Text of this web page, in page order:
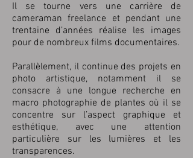
Il se tourne vers une carrière de
cameraman freelance et pendant une
trentaine d’années réalise les images
pour de nombreux films documentaires.
Parallèlement, il continue des projets en
photo artistique, notamment il se
consacre à une longue recherche en
macro photographie de plantes où il se
concentre sur l’aspect graphique et
esthétique, avec une attention
particulière sur les lumières et les
transparences.